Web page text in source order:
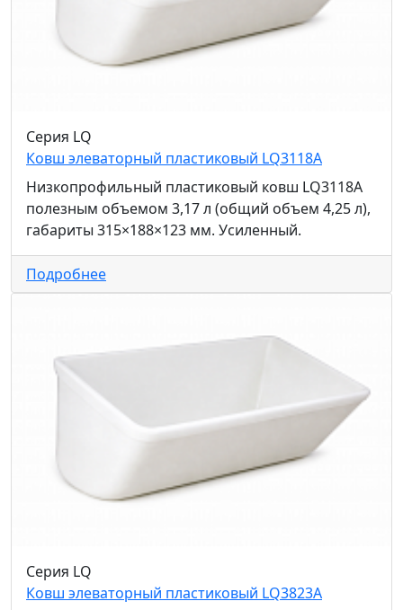
Серия LQ
Ковш элеваторный пластиковый LQ3118A
Низкопрофильный пластиковый ковш LQ3118A
полезным объемом 3,17 л (общий объем 4,25 л),
габариты 315×188×123 мм. Усиленный.
Подробнее
Серия LQ
Ковш элеваторный пластиковый LQ3823A